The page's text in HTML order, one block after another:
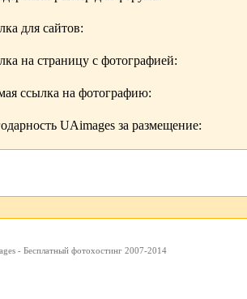
для сайтов:
на страницу с фотографией:
ссылка на фотографию:
UAimages за размещение:
- Бесплатный фотохостинг 2007-2014